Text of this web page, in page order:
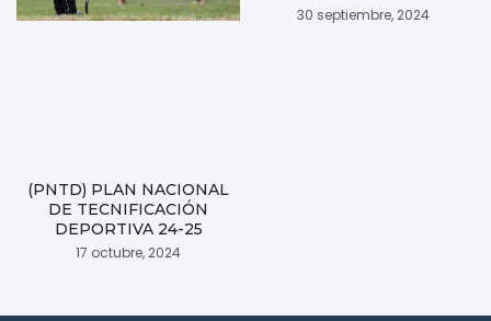
(PNTD) PLAN NACIONAL
DE TECNIFICACIÓN
DEPORTIVA 24-25
17 octubre, 2024
30 septiembre, 2024